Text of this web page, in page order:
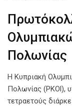
Πολωνίας
Η Κυπριακή
Πολωνίας (PKOl),
τετραετούς